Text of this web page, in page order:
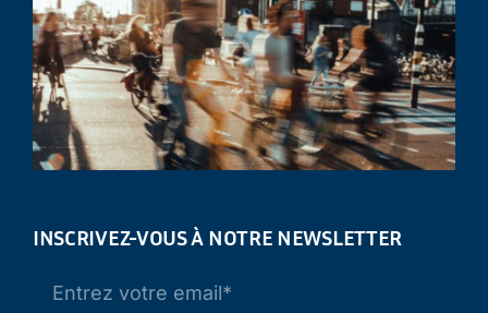
INSCRIVEZ-VOUS À NOTRE NEWSLETTER